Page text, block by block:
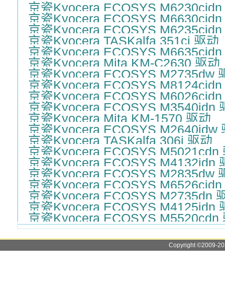
京瓷Kyocera ECOSYS M6230cidn
京瓷Kyocera ECOSYS M6630cidn
京瓷Kyocera ECOSYS M6235cidn
京瓷Kyocera TASKalfa 351ci 驱动
京瓷Kyocera ECOSYS M6635cidn
京瓷Kyocera Mita KM-C2630 驱动
京瓷Kyocera ECOSYS M2735dw
京瓷Kyocera ECOSYS M8124cidn
京瓷Kyocera ECOSYS M6026cidn
京瓷Kyocera ECOSYS M3540idn
京瓷Kyocera Mita KM-1570 驱动
京瓷Kyocera ECOSYS M2640idw
京瓷Kyocera TASKalfa 306i 驱动
京瓷Kyocera ECOSYS M5021cdn
京瓷Kyocera ECOSYS M4132idn
京瓷Kyocera ECOSYS M2835dw
京瓷Kyocera ECOSYS M6526cidn
京瓷Kyocera ECOSYS M2735dn
京瓷Kyocera ECOSYS M4125idn
京瓷Kyocera ECOSYS M5520cdn
Copyright ©2009-